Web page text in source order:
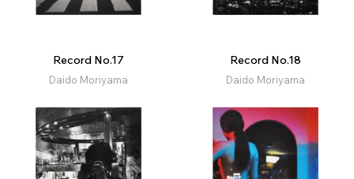
Record No.17
Daido Moriyama
Record No.18
Daido Moriyama